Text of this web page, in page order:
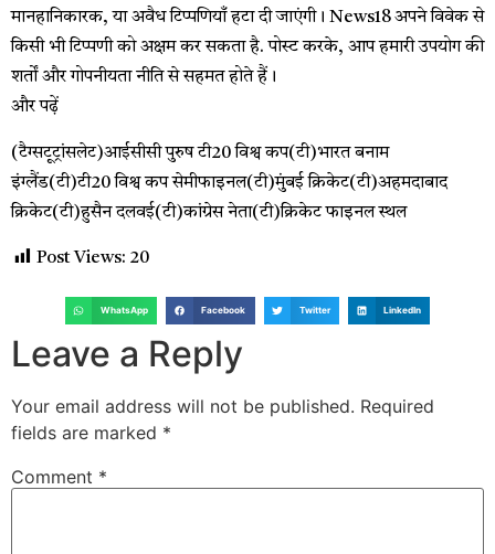
मानहानिकारक, या अवैध टिप्पणियाँ हटा दी जाएंगी। News18 अपने विवेक से
किसी भी टिप्पणी को अक्षम कर सकता है. पोस्ट करके, आप हमारी उपयोग की
शर्तों और गोपनीयता नीति से सहमत होते हैं।
और पढ़ें
(टैग्सटूट्रांसलेट)आईसीसी पुरुष टी20 विश्व कप(टी)भारत बनाम
इंग्लैंड(टी)टी20 विश्व कप सेमीफाइनल(टी)मुंबई क्रिकेट(टी)अहमदाबाद
क्रिकेट(टी)हुसैन दलवई(टी)कांग्रेस नेता(टी)क्रिकेट फाइनल स्थल
Post Views: 20
WhatsApp Facebook Twitter LinkedIn
Leave a Reply
Your email address will not be published. Required
fields are marked *
Comment *